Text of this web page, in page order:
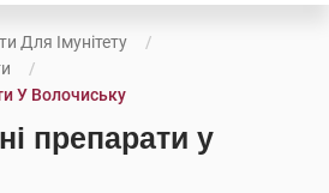
Для Імунітету
У Волочиську
препарати у